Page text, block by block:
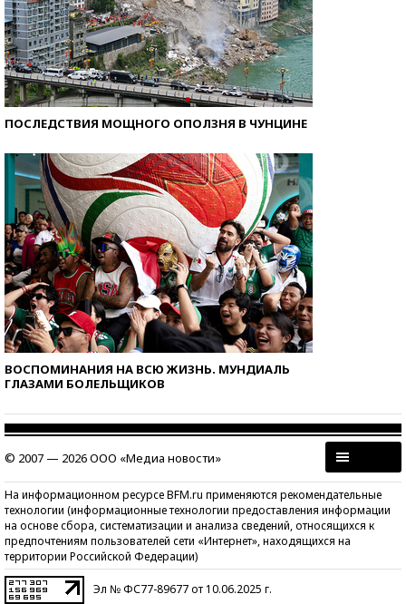
ПОСЛЕДСТВИЯ МОЩНОГО ОПОЛЗНЯ В ЧУНЦИНЕ
ВОСПОМИНАНИЯ НА ВСЮ ЖИЗНЬ. МУНДИАЛЬ
ГЛАЗАМИ БОЛЕЛЬЩИКОВ
© 2007 — 2026 ООО «Медиа новости»
На информационном ресурсе BFM.ru применяются рекомендательные
технологии (информационные технологии предоставления информации
на основе сбора, систематизации и анализа сведений, относящихся к
предпочтениям пользователей сети «Интернет», находящихся на
территории Российской Федерации)
Эл № ФС77-89677 от 10.06.2025 г.